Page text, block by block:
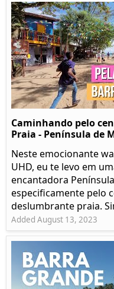
Caminhando pelo
Praia - Península de
Neste emocionante
UHD, eu te levo em
encantadora
especificamente pelo
deslumbrante praia.
Added August 13, 2023